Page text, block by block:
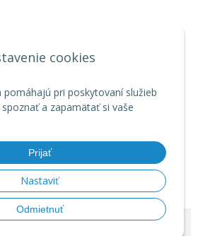
cookies
pri poskytovaní služieb
a zapamätať si vaše
Prijať
Nastaviť
Odmietnuť
o nákupe
platby a doprava
florbalovej hokejky
hokejky/čepele
Veľkostná tabuľka
od výrobcu •tvorba eshopu cez UNIobchod